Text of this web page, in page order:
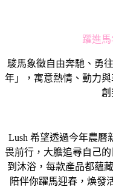
躍進
駿馬象徵自由奔馳、勇
年」，寓意熱情、動力
創
Lush 希望透過今年農曆
畏前行， 大膽追尋自己
到沐浴， 每款產品都蘊
陪伴你躍馬迎春，煥發